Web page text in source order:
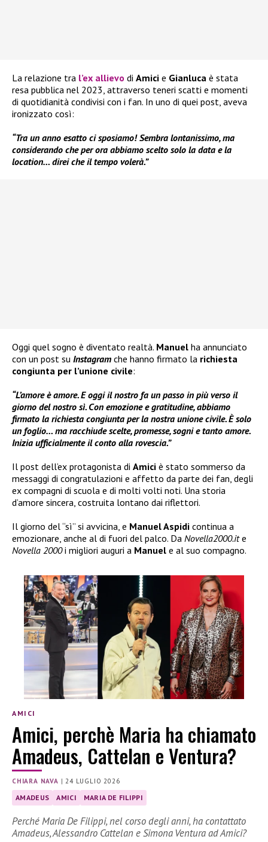
La relazione tra l’ex allievo di Amici e Gianluca è stata
resa pubblica nel 2023, attraverso teneri scatti e momenti
di quotidianità condivisi con i fan. In uno di quei post, aveva
ironizzato così:
“Tra un anno esatto ci sposiamo! Sembra lontanissimo, ma
considerando che per ora abbiamo scelto solo la data e la
location… direi che il tempo volerà.”
Oggi quel sogno è diventato realtà. Manuel ha annunciato
con un post su Instagram che hanno firmato la richiesta
congiunta per l’unione civile:
“L’amore è amore. E oggi il nostro fa un passo in più verso il
giorno del nostro sì. Con emozione e gratitudine, abbiamo
firmato la richiesta congiunta per la nostra unione civile. È solo
un foglio… ma racchiude scelte, promesse, sogni e tanto amore.
Inizia ufficialmente il conto alla rovescia.”
Il post dell’ex protagonista di Amici è stato sommerso da
messaggi di congratulazioni e affetto da parte dei fan, degli
ex compagni di scuola e di molti volti noti. Una storia
d’amore sincera, costruita lontano dai riflettori.
Il giorno del “sì” si avvicina, e Manuel Aspidi continua a
emozionare, anche al di fuori del palco. Da Novella2000.ite
Novella 2000i migliori auguri a Manuel e al suo compagno.
AMICI
Amici, perchè Maria ha chiamato
Amadeus, Cattelan e Ventura?
CHIARA NAVA | 24 LUGLIO 2026
AMADEUS AMICI MARIA DE FILIPPI
Perché Maria De Filippi, nel corso degli anni, ha contattato
Amadeus, Alessandro Cattelan e Simona Ventura ad Amici?